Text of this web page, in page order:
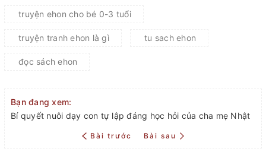
truyện ehon cho bé 0-3 tuổi
truyện tranh ehon là gì tu sach ehon
đọc sách ehon
Bạn đang xem:
Bí quyết nuôi dạy con tự lập đáng học hỏi của cha mẹ Nhật
Bài trước Bài sau